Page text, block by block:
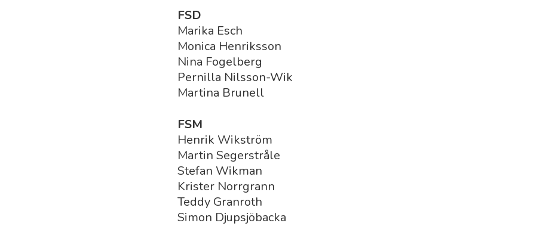
FSD
Marika Esch
Monica Henriksson
Nina Fogelberg
Pernilla Nilsson-Wik
Martina Brunell
FSM
Henrik Wikström
Martin Segerstråle
Stefan Wikman
Krister Norrgrann
Teddy Granroth
Simon Djupsjöbacka